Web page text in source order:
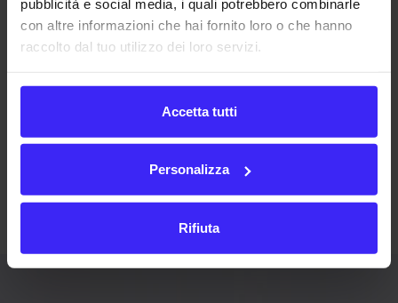
pubblicità e social media, i quali potrebbero combinarle
con altre informazioni che hai fornito loro o che hanno
raccolto dal tuo utilizzo dei loro servizi.
Accetta tutti
Personalizza
Rifiuta